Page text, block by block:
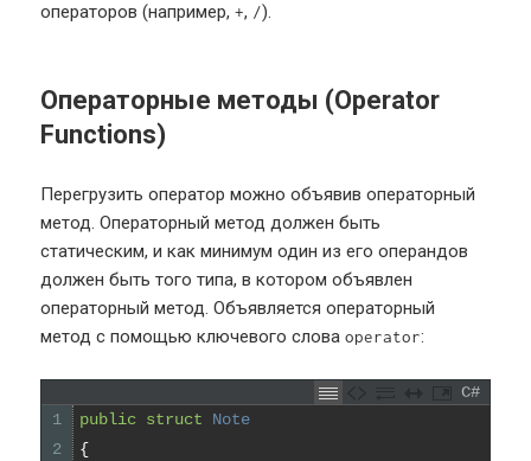
операторов (например,+, /).
Операторные методы (Operator
Functions)
Перегрузить оператор можно объявив операторный
метод. Операторный метод должен быть
статическим, и как минимум один из его операндов
должен быть того типа, в котором объявлен
операторный метод. Объявляется операторный
метод с помощью ключевого словаoperator:
C#
1
2
public struct
Note
{